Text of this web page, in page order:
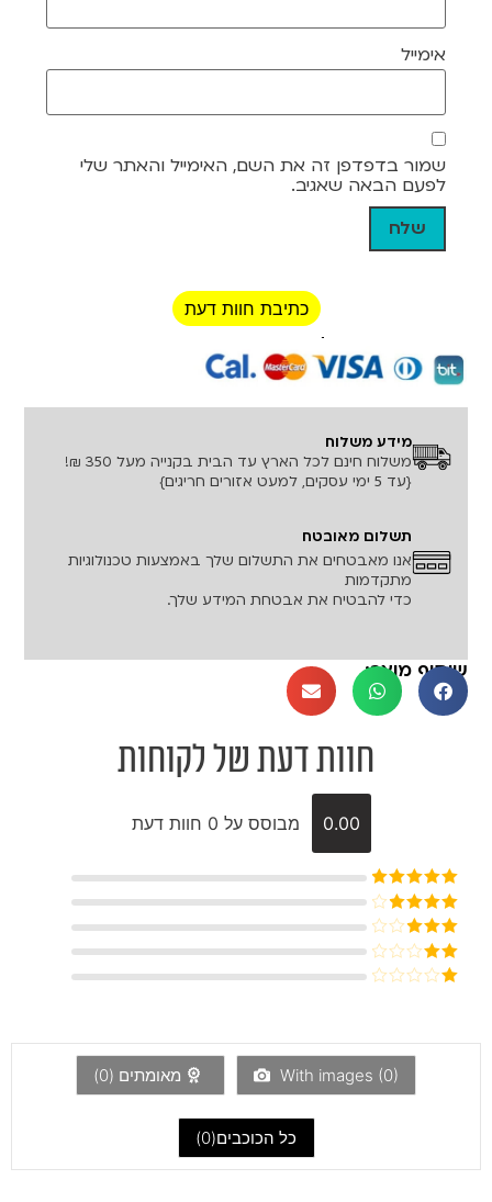
אימייל
שמור בדפדפן זה את השם, האימייל והאתר שלי
לפעם הבאה שאגיב.
כתיבת חוות דעת
רכישה מאובטחת!
מידע משלוח
משלוח חינם לכל הארץ עד הבית בקנייה מעל 350 ₪!
{עד 5 ימי עסקים, למעט אזורים חריגים}
תשלום מאובטח
אנו מאבטחים את התשלום שלך באמצעות טכנולוגיות
מתקדמות
כדי להבטיח את אבטחת המידע שלך.
שיתוף מוצר:
חוות דעת של לקוחות
0.00 מבוסס על 0 חוות דעת
דורג5מתוך
5
דורג4
דורג3
מתוך 5
דורג
5
With images (0) מאומתים (0
)
כל הכוכבים(0
)